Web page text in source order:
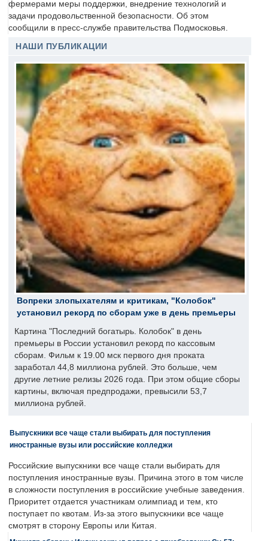
фермерами меры поддержки, внедрение технологий и
задачи продовольственной безопасности. Об этом
сообщили в пресс-службе правительства Подмосковья.
НАШИ ПУБЛИКАЦИИ
Вопреки злопыхателям и критикам, "Колобок"
установил рекорд по сборам уже в день премьеры
Картина "Последний богатырь. Колобок" в день
премьеры в России установил рекорд по кассовым
сборам. Фильм к 19.00 мск первого дня проката
заработал 44,8 миллиона рублей. Это больше, чем
другие летние релизы 2026 года. При этом общие сборы
картины, включая предпродажи, превысили 53,7
миллиона рублей.
Выпускники все чаще стали выбирать для поступления
иностранные вузы или российские колледжи
Российские выпускники все чаще стали выбирать для
поступления иностранные вузы. Причина этого в том числе
в сложности поступления в российские учебные заведения.
Приоритет отдается участникам олимпиад и тем, кто
поступает по квотам. Из-за этого выпускники все чаще
смотрят в сторону Европы или Китая.